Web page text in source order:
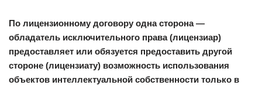
По лицензионному договору одна сторона —
обладатель исключительного права (лицензиар)
предоставляет или обязуется предоставить другой
стороне (лицензиату) возможность использования
объектов интеллектуальной собственности только в